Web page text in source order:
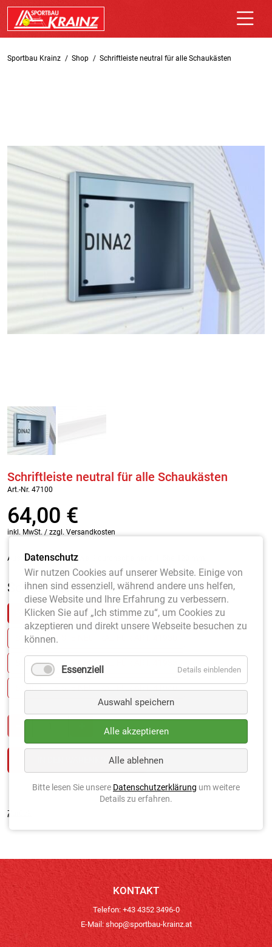
Sportbau Krainz Shop Schriftleiste neutral für alle Schaukästen
Schriftleiste neutral für alle Schaukästen
Art.-Nr. 47100
64,00 €
inkl. MwSt. / zzgl. Versandkosten
Aus Acrylglas 4 mm, weiß durchscheinend, Höhe 120 mm.
Schaukasten*
SCHRIFTLEISTE NEUTRAL FÜR ART. 41920
SCHRIFTLEISTE NEUTRAL FÜR ART. 41930
SCHRIFTLEISTE NEUTRAL FÜR ART. 41933
Zurück
KONTAKT
Telefon: +43 4352 3496-0
E-Mail:shop@sportbau-krainz.at
Datenschutz
Wir nutzen Cookies auf unserer Website. Einige von
ihnen sind essenziell, während andere uns helfen,
diese Website und Ihre Erfahrung zu verbessern.
Klicken Sie auf „Ich stimme zu“, um Cookies zu
akzeptieren und direkt unsere Webseite besuchen zu
können.
Essenziell Details einblenden
Auswahl speichern
Alle akzeptieren
Alle ablehnen
Bitte lesen Sie unsere Datenschutzerklärung um weitere
Details zu erfahren.